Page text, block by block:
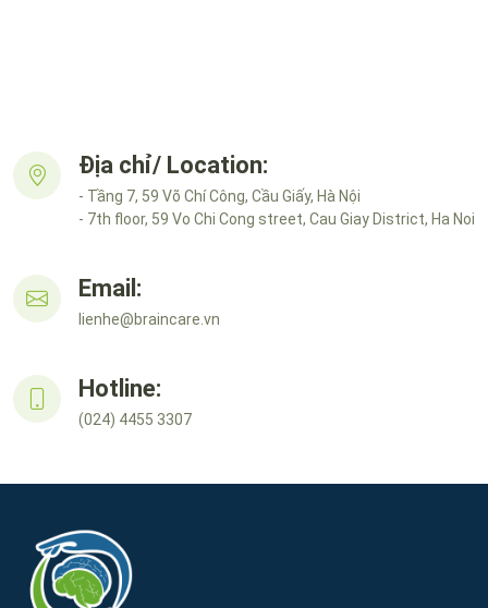
Địa chỉ/ Location:
- Tầng 7, 59 Võ Chí Công, Cầu Giấy, Hà Nội
- 7th floor, 59 Vo Chi Cong street, Cau Giay District, Ha Noi
Email:
lienhe@braincare.vn
Hotline:
(024) 4455 3307